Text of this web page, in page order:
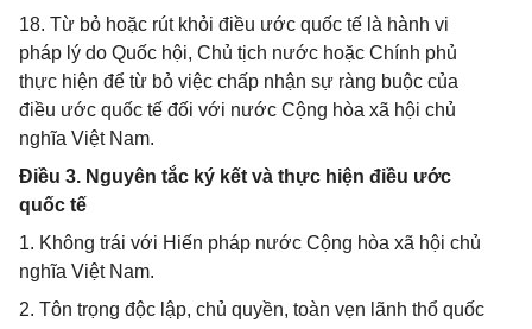
18. Từ bỏ hoặc rút khỏi điều ước quốc tế là hành vi
pháp lý do Quốc hội, Chủ tịch nước hoặc Chính phủ
thực hiện để từ bỏ việc chấp nhận sự ràng buộc của
điều ước quốc tế đối với nước Cộng hòa xã hội chủ
nghĩa Việt Nam.
Điều 3. Nguyên tắc ký kết và thực hiện điều ước
quốc tế
1. Không trái với Hiến pháp nước Cộng hòa xã hội chủ
nghĩa Việt Nam.
2. Tôn trọng độc lập, chủ quyền, toàn vẹn lãnh thổ quốc